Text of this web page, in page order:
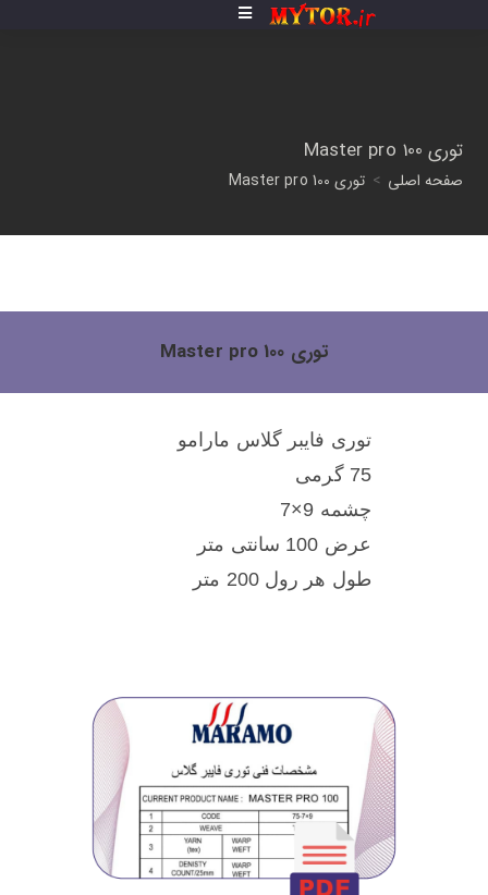
توری Master pro 100
صفحه اصلی > توری Master pro 100
توری Master pro 100
توری فایبر گلاس مارامو
75 گرمی
چشمه 9×7
عرض 100 سانتی متر
طول هر رول 200 متر